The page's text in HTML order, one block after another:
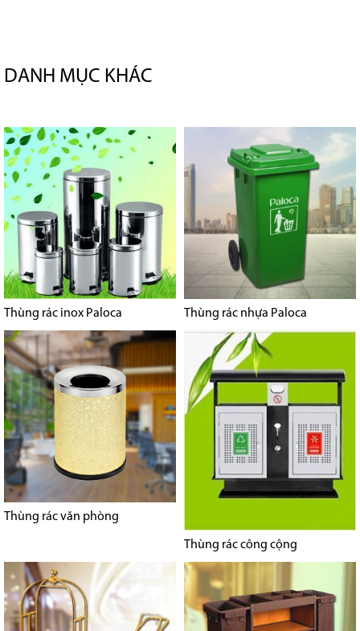
DANH MỤC KHÁC
Thùng rác inox Paloca Thùng rác nhựa Paloca
Thùng rác văn phòng
Thùng rác công cộng